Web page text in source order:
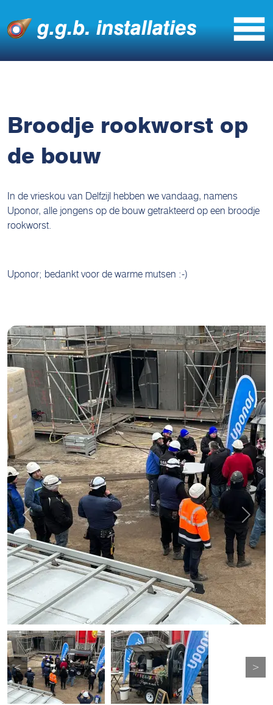
Broodje rookworst op
de bouw
In de vrieskou van Delfzijl hebben we vandaag, namens
Uponor, alle jongens op de bouw getrakteerd op een broodje
rookworst.
Uponor; bedankt voor de warme mutsen :-)
Previous Next
< >